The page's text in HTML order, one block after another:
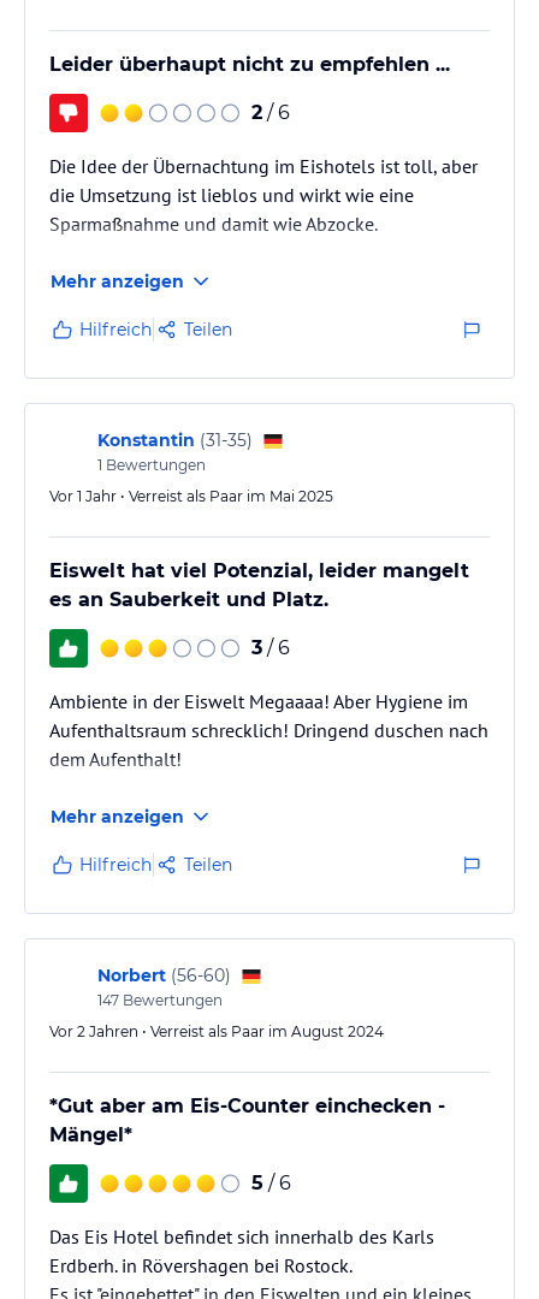
Leider überhaupt nicht zu empfehlen ...
2 / 6
Die Idee der Übernachtung im Eishotels ist toll, aber
die Umsetzung ist lieblos und wirkt wie eine
Sparmaßnahme und damit wie Abzocke.
Mehr anzeigen
Hilfreich Teilen
Konstantin (31-35)
1 Bewertungen
Vor 1 Jahr • Verreist als Paar im Mai 2025
Eiswelt hat viel Potenzial, leider mangelt
es an Sauberkeit und Platz.
3 / 6
Ambiente in der Eiswelt Megaaaa! Aber Hygiene im
Aufenthaltsraum schrecklich! Dringend duschen nach
dem Aufenthalt!
Mehr anzeigen
Hilfreich Teilen
Norbert (56-60)
147 Bewertungen
Vor 2 Jahren • Verreist als Paar im August 2024
*Gut aber am Eis-Counter einchecken -
Mängel*
5 / 6
Das Eis Hotel befindet sich innerhalb des Karls
Erdberh. in Rövershagen bei Rostock.
Es ist "eingebettet" in den Eiswelten und ein kleines